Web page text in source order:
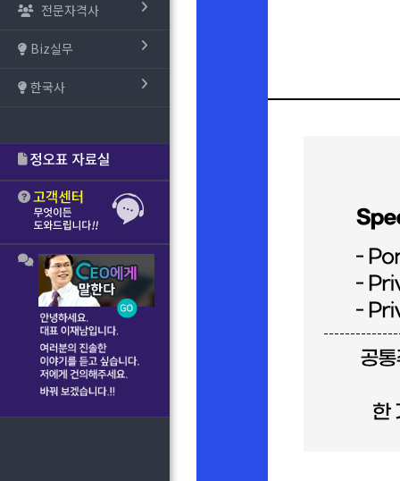
전문자격사
Biz실무
한국사